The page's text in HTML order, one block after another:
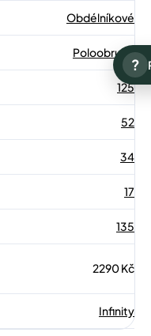
Obdélníkové
Poloobruba
125
52
34
17
135
2290 Kč
Infinity
?